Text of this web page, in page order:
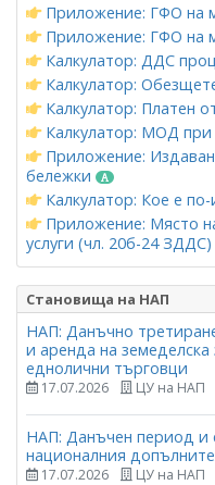
Приложение: ГФО на
Приложение: ГФО на
Калкулатор: ДДС
Калкулатор:
Калкулатор: Платен
Калкулатор: МОД при
Приложение:
бележки
Калкулатор: Кое е
Приложение: Място
услуги (чл. 20б-24 ЗДДС)
Становища на НАП
НАП: Данъчно
и аренда на
еднолични търговци
17.07.2026 ЦУ на НАП
НАП: Данъчен период и
националния
17.07.2026 ЦУ на НАП